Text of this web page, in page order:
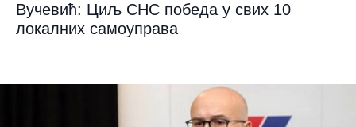
Вучевић: Циљ СНС победа у свих 10
локалних самоуправа